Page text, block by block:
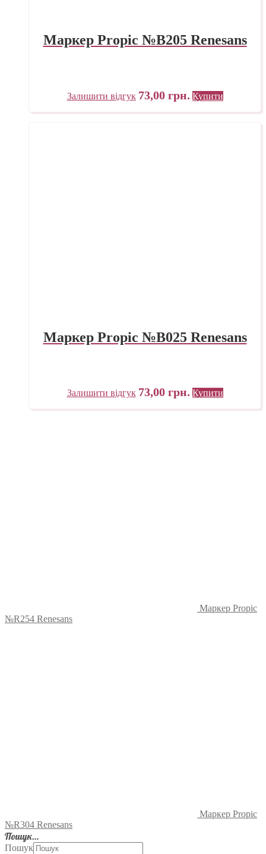
Маркер Propic №B205 Renesans
Залишити відгук 73,00 грн. Купити
Маркер Propic №B025 Renesans
Залишити відгук 73,00 грн. Купити
Маркер Propic
№R254 Renesans
Маркер Propic
№R304 Renesans
Пошук…
Пошук